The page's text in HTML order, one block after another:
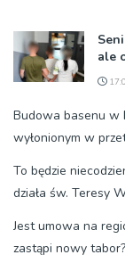
ale
Budowa basenu w
wyłonionym w
To będzie
działa św. Teresy
Jest umowa na
zastąpi nowy tabor?